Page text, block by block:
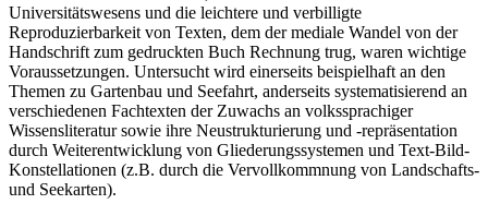
Universitätswesens und die leichtere und verbilligte
Reproduzierbarkeit von Texten, dem der mediale Wandel von der
Handschrift zum gedruckten Buch Rechnung trug, waren wichtige
Voraussetzungen. Untersucht wird einerseits beispielhaft an den
Themen zu Gartenbau und Seefahrt, anderseits systematisierend an
verschiedenen Fachtexten der Zuwachs an volkssprachiger
Wissensliteratur sowie ihre Neustrukturierung und -repräsentation
durch Weiterentwicklung von Gliederungssystemen und Text-Bild-
Konstellationen (z.B. durch die Vervollkommnung von Landschafts-
und Seekarten).